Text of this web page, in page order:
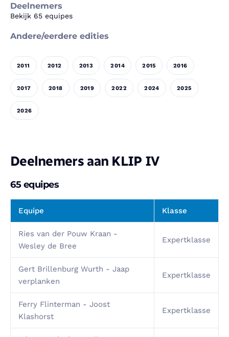
Deelnemers
Bekijk 65 equipes
Andere/eerdere edities
2011 2012 2013 2014 2015 2016
2017 2018 2019 2022 2024 2025
2026
Deelnemers aan KLIP IV
65 equipes
Equipe Klasse
Ries van der Pouw Kraan -
Wesley de Bree
Expertklasse
Gert Brillenburg Wurth - Jaap
verplanken
Expertklasse
Ferry Flinterman - Joost
Klashorst
Expertklasse